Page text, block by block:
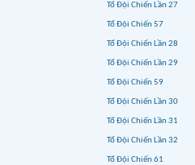
Tổ Đội Chiến Lần 27
Tổ Đội Chiến 57
Tổ Đội Chiến Lần 28
Tổ Đội Chiến Lần 29
Tổ Đội Chiến 59
Tổ Đội Chiến Lần 30
Tổ Đội Chiến Lần 31
Tổ Đội Chiến Lần 32
Tổ Đội Chiến 61